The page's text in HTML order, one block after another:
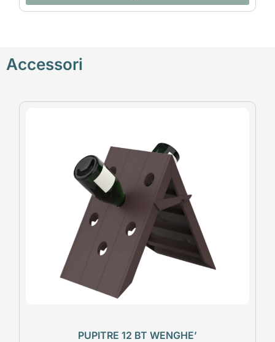
Accessori
PUPITRE 12 BT WENGHE’